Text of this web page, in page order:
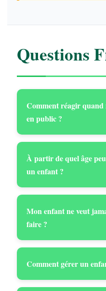
Questions
Comment réagir
en public ?
À partir de quel âge
un enfant ?
Mon enfant ne veut
faire ?
Comment gérer un